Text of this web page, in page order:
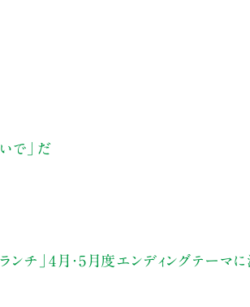
で」だ
」4月・5月度エンディングテーマに決